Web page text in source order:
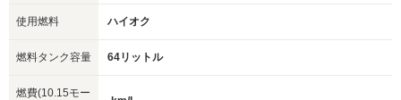
使用燃料 ハイオク
燃料タンク容量 64リットル
燃費(10.15モー